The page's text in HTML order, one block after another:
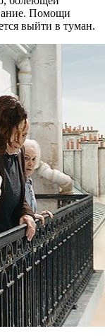
Помощи
выйти в туман.